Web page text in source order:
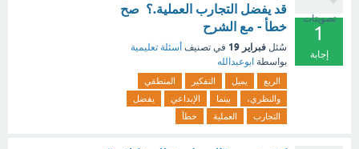
تصويتات
1
إجابة
قد يفضل التجارب العملية.؟ صح
خطأ - مع الشرح
سُئل فبراير 19 في تصنيف أسئلة تعليمية
بواسطة ابوعبدالله
الربع يميل التفكير
المنطقي
والنظري،
بينما الإبداعي
يفضل
التجارب
العملية خطأ